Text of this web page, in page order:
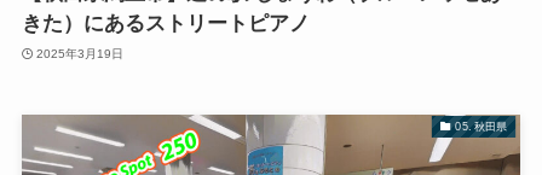
きた）にあるストリートピアノ
2025年3月19日
05. 秋田県